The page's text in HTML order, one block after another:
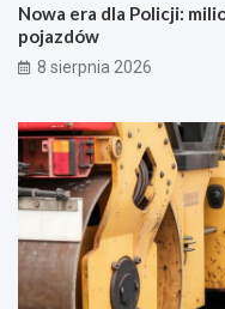
Nowa era dla Policji:
pojazdów
8 sierpnia 2026